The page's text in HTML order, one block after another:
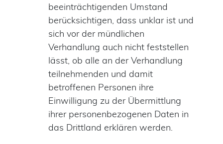
beeinträchtigenden Umstand
berücksichtigen, dass unklar ist und
sich vor der mündlichen
Verhandlung auch nicht feststellen
lässt, ob alle an der Verhandlung
teilnehmenden und damit
betroffenen Personen ihre
Einwilligung zu der Übermittlung
ihrer personenbezogenen Daten in
das Drittland erklären werden.